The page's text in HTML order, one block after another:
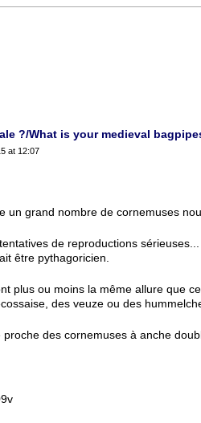
?/What is your medieval
at 12:07
un grand nombre de cornemuses
de reproductions
être pythagoricien.
plus ou moins la même allure que
des veuze ou des
des cornemuses à anche